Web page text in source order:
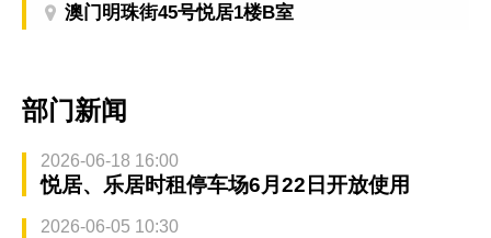
澳门明珠街45号悦居1楼B室
部门新闻
2026-06-18 16:00
悦居、乐居时租停车场6月22日开放使用
2026-06-05 10:30